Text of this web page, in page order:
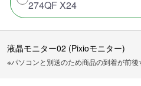
274QF X24
液晶モニター02 (Pixioモニター)
※パソコンと別送のため商品の到着が前後